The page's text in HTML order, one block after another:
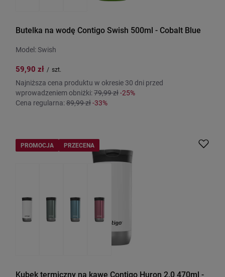
Butelka na wodę Contigo Swish 500ml - Cobalt Blue
Model: Swish
59,90 zł / szt.
Najniższa cena produktu w okresie 30 dni przed
wprowadzeniem obniżki:79,99 zł-25%
Cena regularna:89,99 zł-33%
PROMOCJA PRZECENA
Kubek termiczny na kawę Contigo Huron 2.0 470ml -